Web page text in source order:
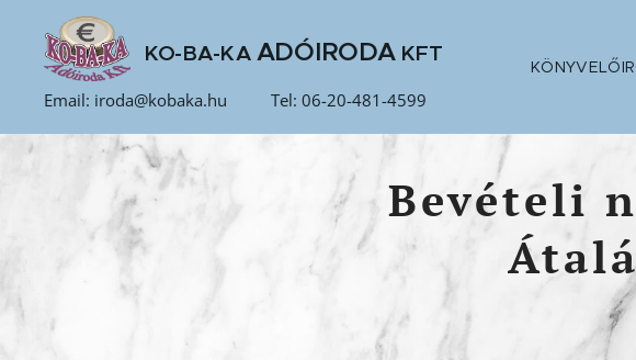
KO-BA-KA ADÓIRODAKFT
Email: iroda@kobaka.hu Tel: 06-20-481-4599
Bevételi